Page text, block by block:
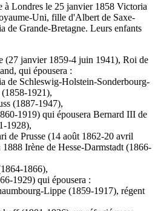
à Londres le 25 janvier 1858 Victoria
Uni, fille d'Albert de Saxe-
de Grande-Bretagne. Leurs enfants
(27 janvier 1859-4 juin 1941), Roi de
qui épousera :
de Schleswig-Holstein-Sonderbourg-
1921),
(1887-1947),
1919) qui épousera Bernard III de
1928),
de Prusse (14 août 1862-20 avril
1888 Irène de Hesse-Darmstadt (1866-
1866),
1929) qui épousera :
Lippe (1859-1917), régent